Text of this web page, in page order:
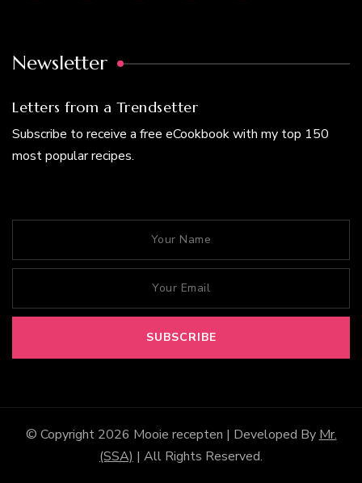
Newsletter
Letters from a Trendsetter
Subscribe to receive a free eCookbook with my top 150
most popular recipes.
© Copyright 2026 Mooie recepten | Developed By Mr.
(SSA) | All Rights Reserved.